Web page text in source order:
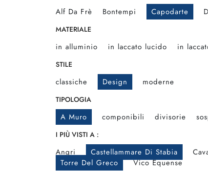
Alf Da Frè Bontempi Capodarte
MATERIALE
in alluminio in laccato lucido in
STILE
classiche Design moderne
TIPOLOGIA
A Muro componibili divisorie
I PIÙ VISTI A :
Angri Castellammare Di Stabia
Torre Del Greco
Vico Equense